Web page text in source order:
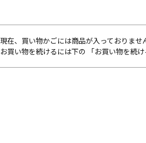
現在、買い物かごには商品が入っておりませ
お買い物を続けるには下の 「お買い物を続